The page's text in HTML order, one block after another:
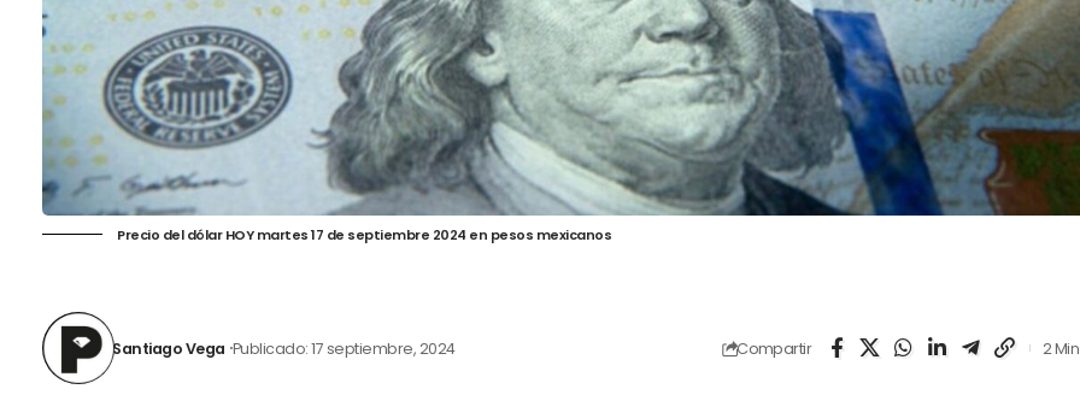
Precio del dólar HOY martes 17 de septiembre 2024 en pesos mexicanos
Santiago Vega Publicado: 17 septiembre, 2024 Compartir 2